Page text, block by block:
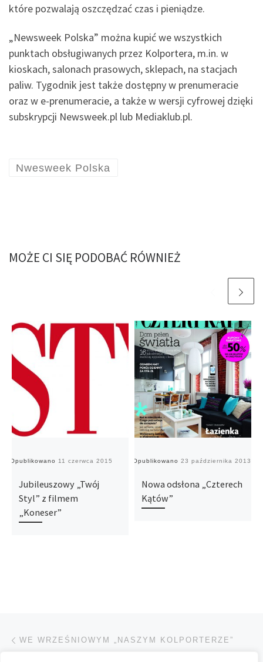
które pozwalają oszczędzać czas i pieniądze.
„Newsweek Polska” można kupić we wszystkich
punktach obsługiwanych przez Kolportera, m.in. w
kioskach, salonach prasowych, sklepach, na stacjach
paliw. Tygodnik jest także dostępny w prenumeracie
oraz w e-prenumeracie, a także w wersji cyfrowej dzięki
subskrypcji Newsweek.pl lub Mediaklub.pl.
Nwesweek Polska
MOŻE CI SIĘ PODOBAĆ RÓWNIEŻ
Opublikowano 11 czerwca 2015
Jubileuszowy „Twój
Styl” z filmem
„Koneser”
Opublikowano 23 października 2013
Nowa odsłona „Czterech
Kątów”
Przeglądanie Wpisów
WE WRZEŚNIOWYM „NASZYM KOLPORTERZE”